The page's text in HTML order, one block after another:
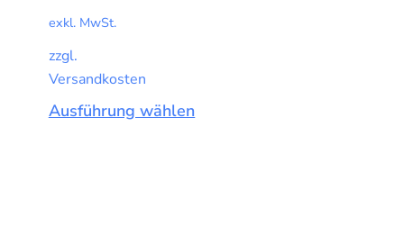
exkl. MwSt.
zzgl.
Versandkosten
Ausführung wählen